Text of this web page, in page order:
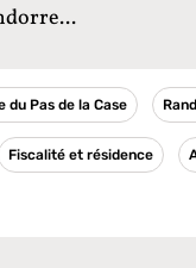
du Pas de la Case
Fiscalité et résidence